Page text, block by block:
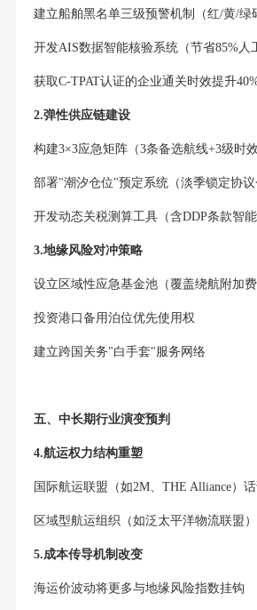
建立船舶黑名单三级预警机制（红/黄/绿
开发AIS数据智能核验系统（节省85%人
获取C-TPAT认证的企业通关时效提升
2.弹性供应链建设
构建3×3应急矩阵（3条备选航线+3级时效
部署"潮汐仓位"预定系统（淡季锁定协议
开发动态关税测算工具（含DDP条款智能
3.地缘风险对冲策略
设立区域性应急基金池（覆盖绕航附加费
投资港口备用泊位优先使用权
建立跨国关务"白手套"服务网络
五、中长期行业演变预判
4.航运权力结构重塑
国际航运联盟（如2M、THE Alliance）
区域型航运组织（如泛太平洋物流联盟
5.成本传导机制改变
海运价波动将更多与地缘风险指数挂钩